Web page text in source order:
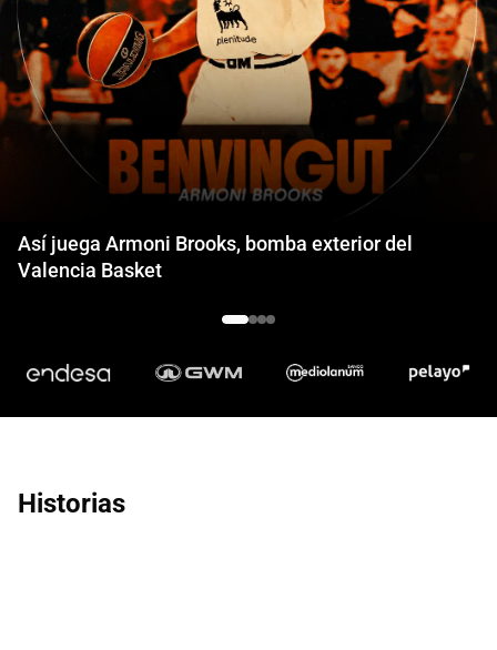
Así juega Armoni Brooks, bomba exterior del
Valencia Basket
Historias